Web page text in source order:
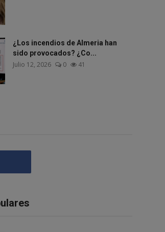
¿Los incendios de Almeria han
sido provocados? ¿Co...
Julio 12, 2026 0 41